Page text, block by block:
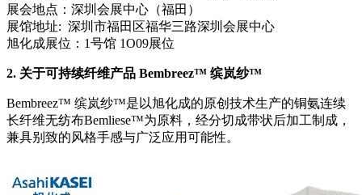
展会地点：深圳会展中心（福田）
展馆地址: 深圳市福田区福华三路深圳会展中心
旭化成展位： 1号馆 1O09展位
2. 关于可持续纤维产品 Bembreez™ 缤岚纱™
Bembreez™ 缤岚纱™是以旭化成的原创技术生产的铜氨连续
长纤维无纺布Bemliese™为原料，经分切成带状后加工制成，
兼具别致的风格手感与广泛应用可能性。